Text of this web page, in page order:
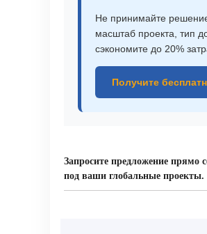
Не принимайте
масштаб проекта, тип
сэкономите до 20%
Получите
Запросите предложение
под ваши глобальные проекты.